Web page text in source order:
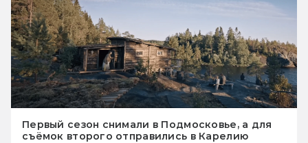
Первый сезон снимали в Подмосковье, а для
съёмок второго отправились в Карелию